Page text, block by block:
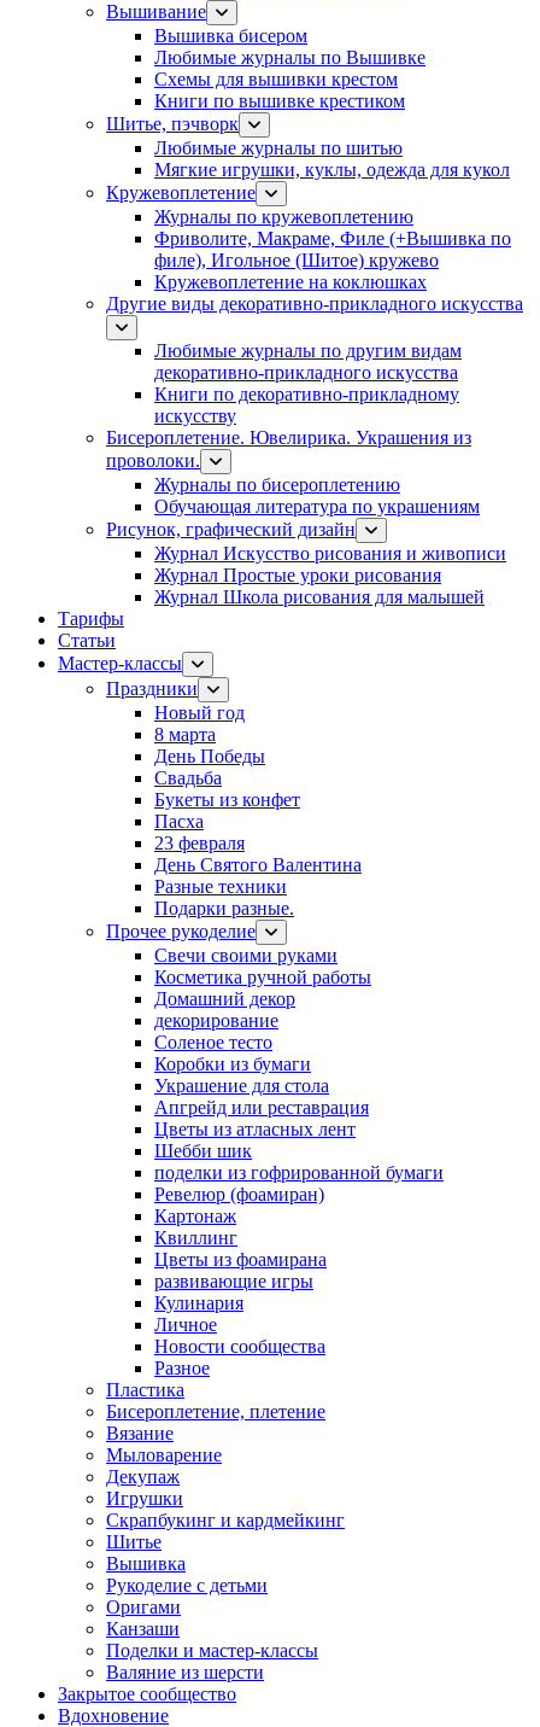
Вышивание
Вышивка бисером
Любимые журналы по Вышивке
Схемы для вышивки крестом
Книги по вышивке крестиком
Шитье, пэчворк
Любимые журналы по шитью
Мягкие игрушки, куклы, одежда для кукол
Кружевоплетение
Журналы по кружевоплетению
Фриволите, Макраме, Филе (+Вышивка по
филе), Игольное (Шитое) кружево
Кружевоплетение на коклюшках
Другие виды декоративно-прикладного искусства
Любимые журналы по другим видам
декоративно-прикладного искусства
Книги по декоративно-прикладному
искусству
Бисероплетение. Ювелирика. Украшения из
проволоки.
Журналы по бисероплетению
Обучающая литература по украшениям
Рисунок, графический дизайн
Журнал Искусство рисования и живописи
Журнал Простые уроки рисования
Журнал Школа рисования для малышей
Тарифы
Статьи
Мастер-классы
Праздники
Новый год
8 марта
День Победы
Свадьба
Букеты из конфет
Пасха
23 февраля
День Святого Валентина
Разные техники
Подарки разные.
Прочее рукоделие
Свечи своими руками
Косметика ручной работы
Домашний декор
декорирование
Соленое тесто
Коробки из бумаги
Украшение для стола
Апгрейд или реставрация
Цветы из атласных лент
Шебби шик
поделки из гофрированной бумаги
Ревелюр (фоамиран)
Картонаж
Квиллинг
Цветы из фоамирана
развивающие игры
Кулинария
Личное
Новости сообщества
Разное
Пластика
Бисероплетение, плетение
Вязание
Мыловарение
Декупаж
Игрушки
Скрапбукинг и кардмейкинг
Шитье
Вышивка
Рукоделие с детьми
Оригами
Канзаши
Поделки и мастер-классы
Валяние из шерсти
Закрытое сообщество
Вдохновение